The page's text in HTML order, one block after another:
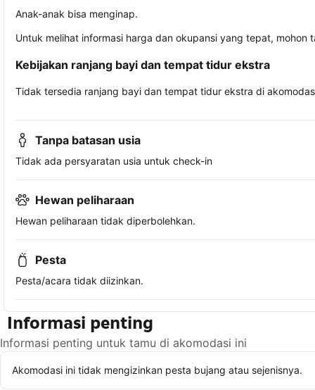
Anak-anak bisa menginap.
Untuk melihat informasi harga dan okupansi yang tepat,
Kebijakan ranjang bayi dan tempat tidur ekstra
Tidak tersedia ranjang bayi dan tempat tidur ekstra di
Tanpa batasan usia
Tidak ada persyaratan usia untuk check-in
Hewan peliharaan
Hewan peliharaan tidak diperbolehkan.
Pesta
Pesta/acara tidak diizinkan.
Informasi penting
Informasi penting untuk tamu di akomodasi ini
Akomodasi ini tidak mengizinkan pesta bujang atau sejenisnya.